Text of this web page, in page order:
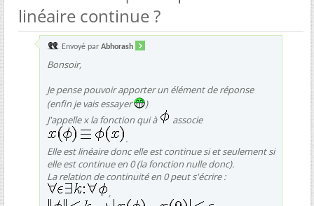
linéaire continue ?
Envoyé par Abhorash
Bonsoir,
Je pense pouvoir apporter un élément de réponse
(enfin je vais essayer
)
J'appelle x la fonction qui à
associe
.
Elle est linéaire donc elle est continue si et seulement si
elle est continue en 0 (la fonction nulle donc).
La relation de continuité en 0 peut s'écrire :
,